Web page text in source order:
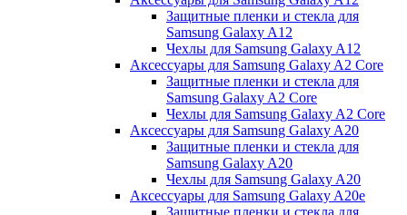
Защитные пленки и стекла для
Samsung Galaxy A12
Чехлы для Samsung Galaxy A12
Аксессуары для Samsung Galaxy A2 Core
Защитные пленки и стекла для
Samsung Galaxy A2 Core
Чехлы для Samsung Galaxy A2 Core
Аксессуары для Samsung Galaxy A20
Защитные пленки и стекла для
Samsung Galaxy A20
Чехлы для Samsung Galaxy A20
Аксессуары для Samsung Galaxy A20e
Защитные пленки и стекла для